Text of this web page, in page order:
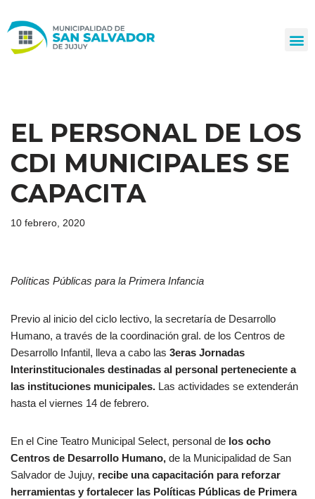
al
EL PERSONAL DE LOS
CDI MUNICIPALES SE
CAPACITA
10 febrero, 2020
Políticas Públicas para la Primera Infancia
Previo al inicio del ciclo lectivo, la secretaría de Desarrollo
Humano, a través de la coordinación gral. de los Centros de
Desarrollo Infantil, lleva a cabo las 3eras Jornadas
Interinstitucionales destinadas al personal perteneciente a
las instituciones municipales. Las actividades se extenderán
hasta el viernes 14 de febrero.
En el Cine Teatro Municipal Select, personal de los ocho
Centros de Desarrollo Humano, de la Municipalidad de San
Salvador de Jujuy, recibe una capacitación para reforzar
herramientas y fortalecer las Políticas Públicas de Primera